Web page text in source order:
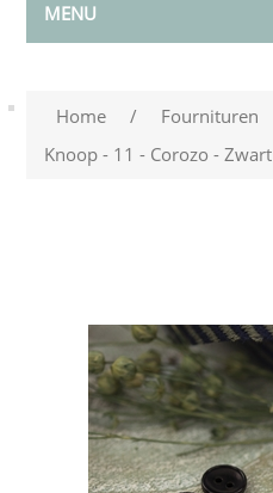
MENU
Home / Fournituren
Knoop - 11 - Corozo - Zwart